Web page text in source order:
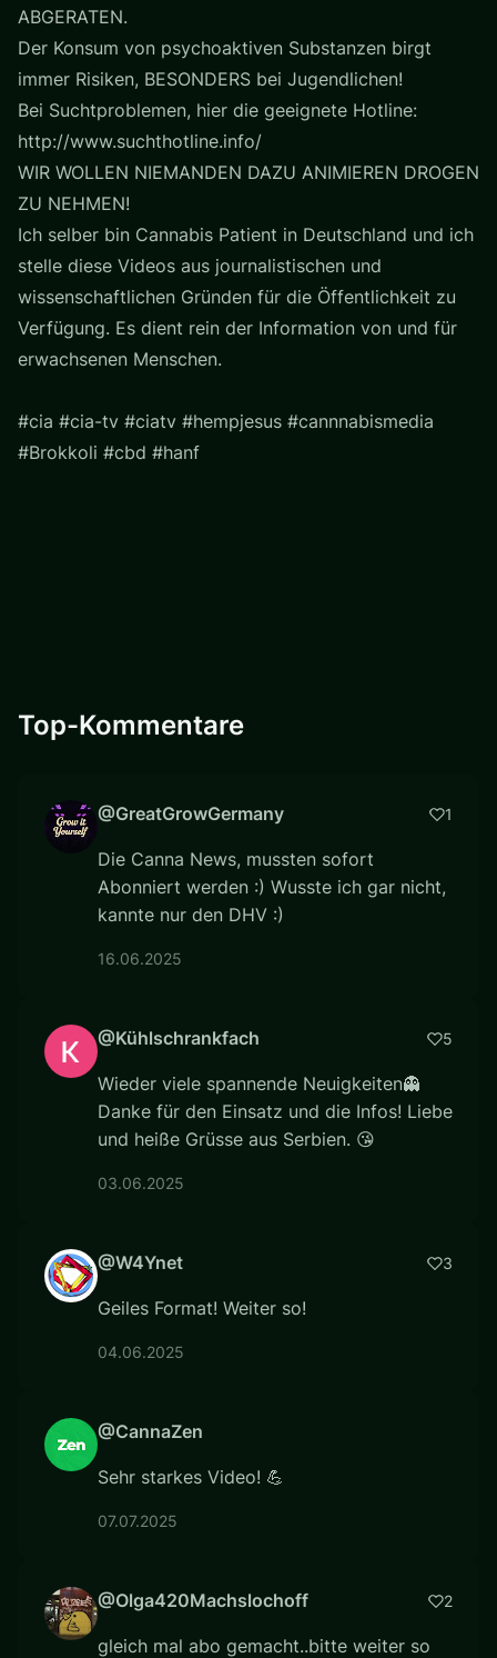
ABGERATEN.
Der Konsum von psychoaktiven Substanzen birgt
immer Risiken, BESONDERS bei Jugendlichen!
Bei Suchtproblemen, hier die geeignete Hotline:
http://www.suchthotline.info/
WIR WOLLEN NIEMANDEN DAZU ANIMIEREN DROGEN
ZU NEHMEN!
Ich selber bin Cannabis Patient in Deutschland und ich
stelle diese Videos aus journalistischen und
wissenschaftlichen Gründen für die Öffentlichkeit zu
Verfügung. Es dient rein der Information von und für
erwachsenen Menschen.
#cia #cia-tv #ciatv #hempjesus #cannnabismedia
#Brokkoli #cbd #hanf
Top-Kommentare
@GreatGrowGermany 1
Die Canna News, mussten sofort
Abonniert werden :) Wusste ich gar nicht,
kannte nur den DHV :)
16.06.2025
@Kühlschrankfach 5
Wieder viele spannende Neuigkeiten👻
Danke für den Einsatz und die Infos! Liebe
und heiße Grüsse aus Serbien. 😘
03.06.2025
@W4Ynet 3
Geiles Format! Weiter so!
04.06.2025
@CannaZen
Sehr starkes Video! 💪
07.07.2025
@Olga420Machslochoff 2
gleich mal abo gemacht..bitte weiter so